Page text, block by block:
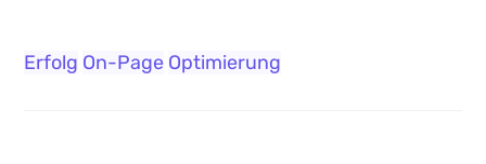
Erfolg On-Page Optimierung